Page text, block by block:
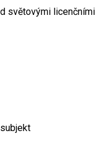
světovými licenčními